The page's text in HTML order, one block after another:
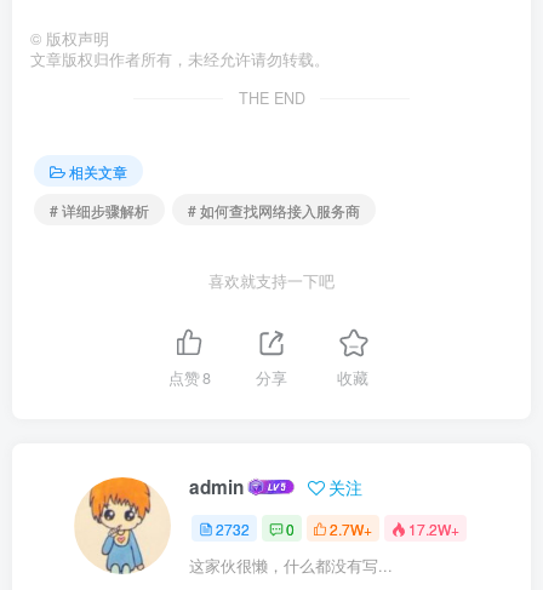
© 版权声明
文章版权归作者所有，未经允许请勿转载。
THE END
相关文章
# 详细步骤解析
# 如何查找网络接入服务商
喜欢就支持一下吧
点赞8 分享 收藏
admin 关注
2732 0 2.7W+ 17.2W+
这家伙很懒，什么都没有写...